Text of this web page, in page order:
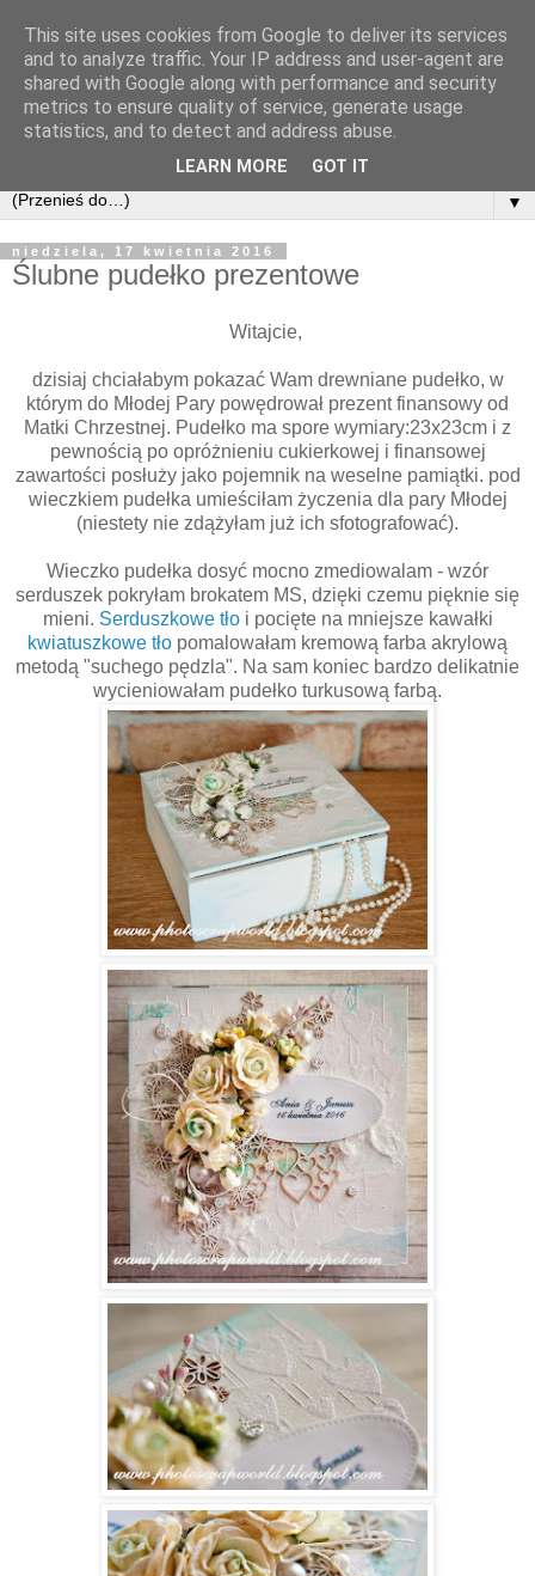
▼
niedziela, 17 kwietnia 2016
Ślubne pudełko prezentowe
Witajcie,
dzisiaj chciałabym pokazać Wam drewniane pudełko, w
którym do Młodej Pary powędrował prezent finansowy od
Matki Chrzestnej. Pudełko ma spore wymiary:23x23cm i z
pewnością po opróżnieniu cukierkowej i finansowej
zawartości posłuży jako pojemnik na weselne pamiątki. pod
wieczkiem pudełka umieściłam życzenia dla pary Młodej
(niestety nie zdążyłam już ich sfotografować).
Wieczko pudełka dosyć mocno zmediowalam - wzór
serduszek pokryłam brokatem MS, dzięki czemu pięknie się
mieni. Serduszkowe tło i pocięte na mniejsze kawałki
kwiatuszkowe tło pomalowałam kremową farba akrylową
metodą "suchego pędzla". Na sam koniec bardzo delikatnie
wycieniowałam pudełko turkusową farbą.
This site uses cookies from Google to deliver its services
and to analyze traffic. Your IP address and user-agent are
shared with Google along with performance and security
metrics to ensure quality of service, generate usage
statistics, and to detect and address abuse.
LEARN MORE GOT IT